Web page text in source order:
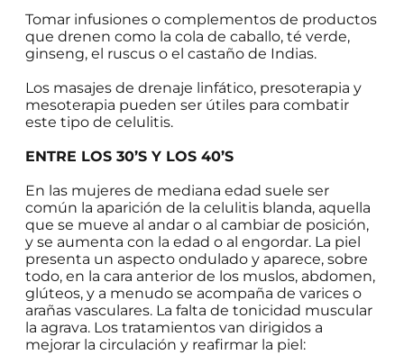
Tomar infusiones o complementos de productos
que drenen como la cola de caballo, té verde,
ginseng, el ruscus o el castaño de Indias.
Los masajes de drenaje linfático, presoterapia y
mesoterapia pueden ser útiles para combatir
este tipo de celulitis.
ENTRE LOS 30’S Y LOS 40’S
En las mujeres de mediana edad suele ser
común la aparición de la celulitis blanda, aquella
que se mueve al andar o al cambiar de posición,
y se aumenta con la edad o al engordar. La piel
presenta un aspecto ondulado y aparece, sobre
todo, en la cara anterior de los muslos, abdomen,
glúteos, y a menudo se acompaña de varices o
arañas vasculares. La falta de tonicidad muscular
la agrava. Los tratamientos van dirigidos a
mejorar la circulación y reafirmar la piel: